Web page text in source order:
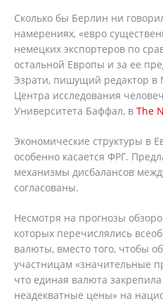
Сколько бы Берлин ни
намерениях, «евро
немецких экспортеров по
остальной Европы и за ее
Эзрати, пишущий редактор в
Центра исследования
Университета Баффал, в The
Экономические структуры в
особенно касается ФРГ.
механизмы дисбалансов
согласованы.
Несмотря на прогнозы
которых перечислялись
валюты, вместо того, чтобы
участницам «значительные
что единая валюта
неадекватные цены» на